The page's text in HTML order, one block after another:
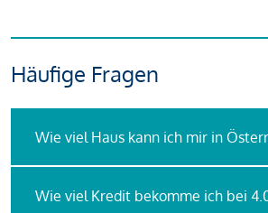
Häufige Fragen
Wie viel Haus kann ich mir in
Wie viel Kredit bekomme ich bei